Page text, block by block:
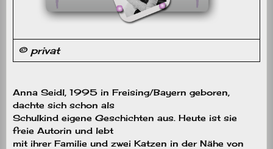
© privat
Anna Seidl, 1995 in Freising/Bayern geboren,
dachte sich schon als
Schulkind eigene Geschichten aus. Heute ist sie
freie Autorin und lebt
mit ihrer Familie und zwei Katzen in der Nähe von